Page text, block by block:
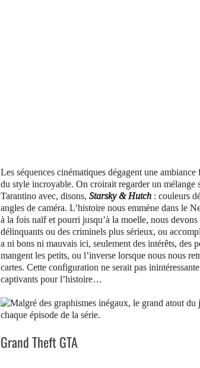
Les séquences cinématiques dégagent une
du style incroyable. On croirait regarder un
Tarantino avec, disons, Starsky & Hutch : couleurs
angles de caméra. L’histoire nous emmène dans le
à la fois naïf et pourri jusqu’à la moelle, nous
délinquants ou des criminels plus sérieux, ou
a ni bons ni mauvais ici, seulement des intérêts, des
mangent les petits, ou l’inverse lorsque nous nous
cartes. Cette configuration ne serait pas
captivants pour l’histoire…
Grand Theft GTA